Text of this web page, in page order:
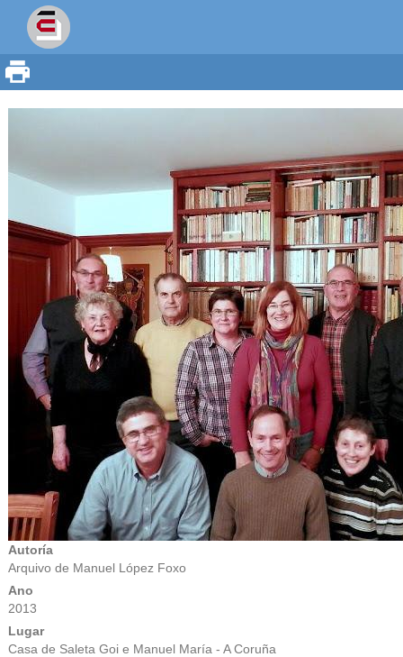
Autoría
Arquivo de Manuel López Foxo
Ano
2013
Lugar
Casa de Saleta Goi e Manuel María - A Coruña